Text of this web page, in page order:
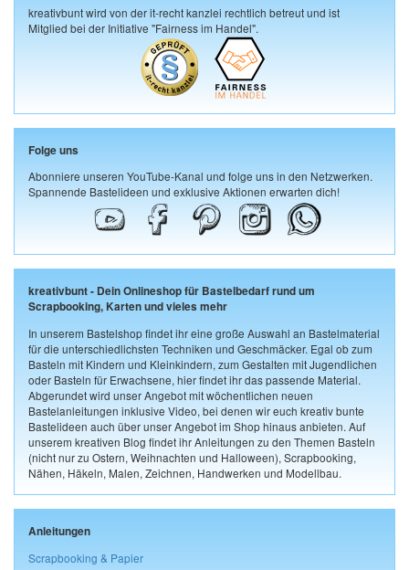
kreativbunt wird von der it-recht kanzlei rechtlich betreut und ist
Mitglied bei der Initiative "Fairness im Handel".
Folge uns
Abonniere unseren YouTube-Kanal und folge uns in den Netzwerken.
Spannende Bastelideen und exklusive Aktionen erwarten dich!
kreativbunt - Dein Onlineshop für Bastelbedarf rund um
Scrapbooking, Karten und vieles mehr
In unserem Bastelshop findet ihr eine große Auswahl an Bastelmaterial
für die unterschiedlichsten Techniken und Geschmäcker. Egal ob zum
Basteln mit Kindern und Kleinkindern, zum Gestalten mit Jugendlichen
oder Basteln für Erwachsene, hier findet ihr das passende Material.
Abgerundet wird unser Angebot mit wöchentlichen neuen
Bastelanleitungen inklusive Video, bei denen wir euch kreativ bunte
Bastelideen auch über unser Angebot im Shop hinaus anbieten. Auf
unserem kreativen Blog findet ihr Anleitungen zu den Themen Basteln
(nicht nur zu Ostern, Weihnachten und Halloween), Scrapbooking,
Nähen, Häkeln, Malen, Zeichnen, Handwerken und Modellbau.
Anleitungen
Scrapbooking & Papier